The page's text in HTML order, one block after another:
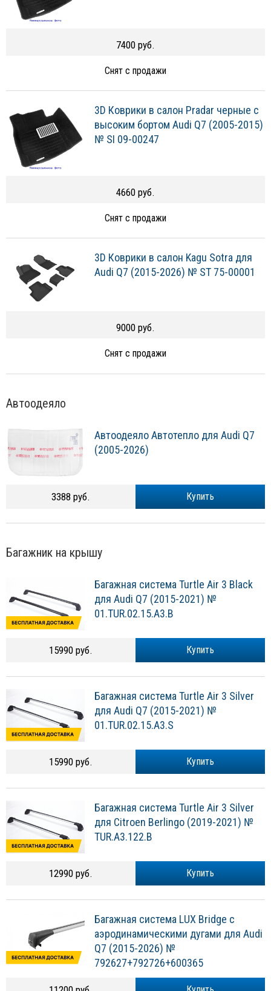
7400 руб.
Снят с продажи
3D Коврики в салон Pradar черные с
высоким бортом Audi Q7 (2005-2015)
№ SI 09-00247
4660 руб.
Снят с продажи
3D Коврики в салон Kagu Sotra для
Audi Q7 (2015-2026) № ST 75-00001
9000 руб.
Снят с продажи
Автоодеяло
Автоодеяло Автотепло для Audi Q7
(2005-2026)
Купить
3388 руб.
Багажник на крышу
Багажная система Turtle Air 3 Black
для Audi Q7 (2015-2021) №
01.TUR.02.15.A3.B
Купить
15990 руб.
Багажная система Turtle Air 3 Silver
для Audi Q7 (2015-2021) №
01.TUR.02.15.A3.S
Купить
15990 руб.
Багажная система Turtle Air 3 Silver
для Citroen Berlingo (2019-2021) №
TUR.A3.122.B
Купить
12990 руб.
Багажная система LUX Bridge с
аэродинамическими дугами для Audi
Q7 (2015-2026) №
792627+792726+600365